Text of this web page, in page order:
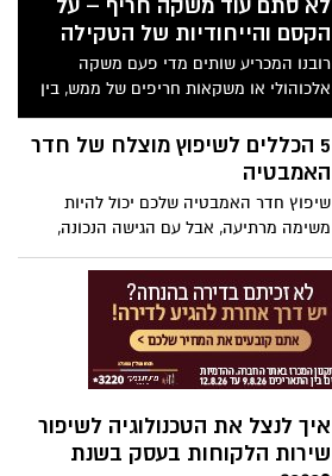
לא סתם עוד משקה חריף – על
הקסם והייחודיות של הטקילה
רובנו המכריע שותים מדי פעם משקה
אלכוהולי או משקאות חריפים של ממש, בין
אם מדובר בבירה בפאב אחת לכמה שבועות
או בכוס יין, ברנדי או וויסקי טוב לאחר ארוחת
שבת. בין כל המשקאות החריפים השונים
טקילה היא מבחינות רבות מיוחדת במינה,
יותר מאשר סתם עוד משקה חריף ממוצע.
5 הכללים לשיפוץ מוצלח של חדר
האמבטיה
שיפוץ חדר האמבטיה שלכם יכול להיות
משימה מרתיעה, אבל עם הגישה הנכונה,
אתם יכולים להפוך אותו לנווה מדבר יפהפה.
איך לנצל את הטכנולוגיה לשיפור
שירות הלקוחות בעסק בשנת